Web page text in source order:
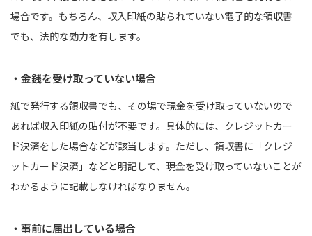
場合です。もちろん、収入印紙の貼られていない電子的な領収書
でも、法的な効力を有します。
・金銭を受け取っていない場合
紙で発行する領収書でも、その場で現金を受け取っていないので
あれば収入印紙の貼付が不要です。具体的には、クレジットカー
ド決済をした場合などが該当します。ただし、領収書に「クレジ
ットカード決済」などと明記して、現金を受け取っていないことが
わかるように記載しなければなりません。
・事前に届出している場合